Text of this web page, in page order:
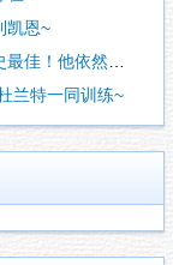
凯恩~
他依然能在球
兰特一同训练~